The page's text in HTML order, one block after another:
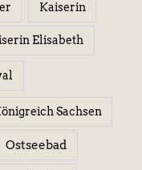
Kaiserin
Elisabeth
Sachsen
Ostseebad